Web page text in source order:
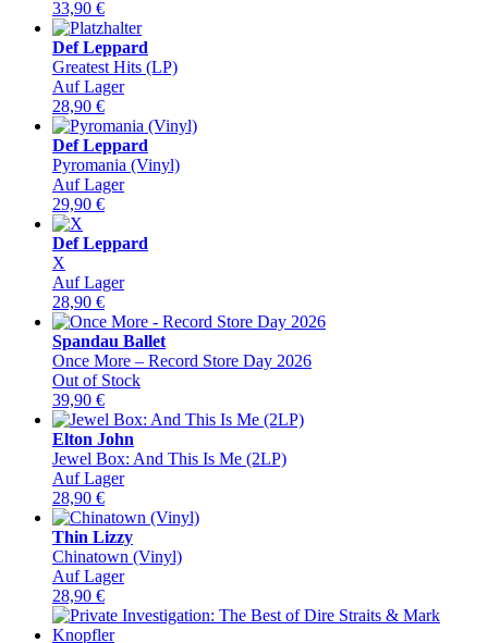
33,90 €
Def Leppard
Greatest Hits (LP)
Auf Lager
28,90 €
Def Leppard
Pyromania (Vinyl)
Auf Lager
29,90 €
Def Leppard
X
Auf Lager
28,90 €
Spandau Ballet
Once More – Record Store Day 2026
Out of Stock
39,90 €
Elton John
Jewel Box: And This Is Me (2LP)
Auf Lager
28,90 €
Thin Lizzy
Chinatown (Vinyl)
Auf Lager
28,90 €